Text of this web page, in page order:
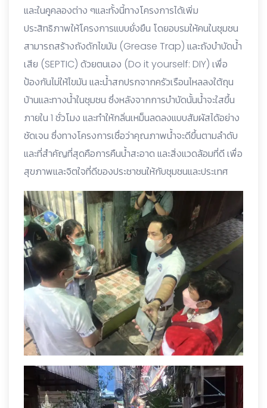
และในคูคลองต่าง ๆและทั้งนี้ทางโครงการได้เพิ่ม
ประสิทธิภาพให้โครงการแบบยั่งยืน โดยอบรมให้คนในชุมชน
สามารถสร้างถังดักไขมัน (Grease Trap) และถังบำบัดน้ำ
เสีย (SEPTIC) ด้วยตนเอง (Do it yourself: DIY) เพื่อ
ป้องกันไม่ให้ไขมัน และน้ำสกปรกจากครัวเรือนไหลลงใต้ถุน
บ้านและทางน้ำในชุมชน ซึ่งหลังจากการบำบัดนั้นน้ำจะใสขึ้น
ภายใน 1 ชั่วโมง และทำให้กลิ่นเหม็นลดลงแบบสัมผัสได้อย่าง
ชัดเจน ซึ่งทางโครงการเชื่อว่าคุณภาพน้ำจะดีขึ้นตามลำดับ
และที่สำคัญที่สุดคือการคืนน้ำสะอาด และสิ่งแวดล้อมที่ดี เพื่อ
สุขภาพและจิตใจที่ดีของประชาชนให้กับชุมชนและประเทศ